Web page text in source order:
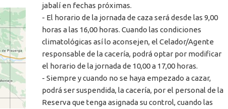
jabalí en fechas próximas.
- El horario de la jornada de caza será desde las 9,00
horas a las 16,00 horas. Cuando las condiciones
climatológicas así lo aconsejen, el Celador/Agente
responsable de la cacería, podrá optar por modificar
el horario de la jornada de 10,00 a 17,00 horas.
- Siempre y cuando no se haya empezado a cazar,
podrá ser suspendida, la cacería, por el personal de la
Reserva que tenga asignada su control, cuando las